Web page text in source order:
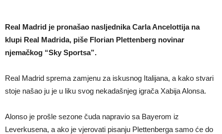
Manchester City pronašao idealnu zamjenu za Rodrija
Samo dva fudbalska velikana uspjela su ostvariti “nemoguće”! Jedan
Real Madrid je pronašao nasljednika Carla Ancelottija na
klupi Real Madrida, piše Florian Plettenberg novinar
njemačkog “Sky Sportsa”.
Real Madrid sprema zamjenu za iskusnog Italijana, a kako stvari
stoje našao ju je u liku svog nekadašnjeg igrača Xabija Alonsa.
Alonso je prošle sezone čuda napravio sa Bayerom iz
Leverkusena, a ako je vjerovati pisanju Plettenberga samo će do